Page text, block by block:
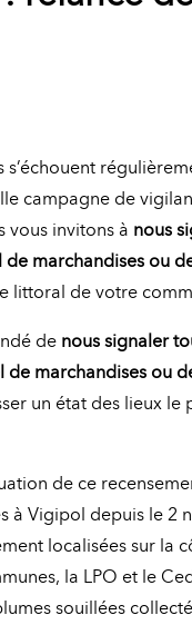
campagne de
vous invitons à nous
marchandises ou
littoral de votre
de nous signaler
marchandises ou
un état des lieux le
de ce
à Vigipol depuis le 2
localisées sur la
la LPO et le
souillées